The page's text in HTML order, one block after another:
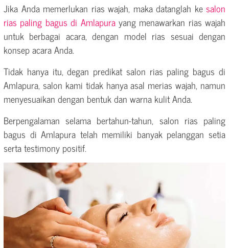
Jika Anda memerlukan rias wajah, maka datanglah ke salon
rias paling bagus di Amlapurayang menawarkan rias wajah
untuk berbagai acara, dengan model rias sesuai dengan
konsep acara Anda.
Tidak hanya itu, degan predikat salon rias paling bagus di
Amlapura, salon kami tidak hanya asal merias wajah, namun
menyesuaikan dengan bentuk dan warna kulit Anda.
Berpengalaman selama bertahun-tahun, salon rias paling
bagus di Amlapura telah memiliki banyak pelanggan setia
serta testimony positif.